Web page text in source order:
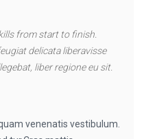
from start to finish.
delicata liberavisse
liber regione eu sit.
venenatis vestibulum.